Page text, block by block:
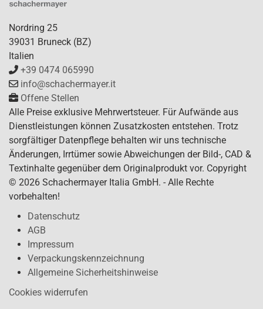
Nordring 25
39031 Bruneck (BZ)
Italien
+39 0474 065990
info@schachermayer.it
Offene Stellen
Alle Preise exklusive Mehrwertsteuer. Für Aufwände aus
Dienstleistungen können Zusatzkosten entstehen. Trotz
sorgfältiger Datenpflege behalten wir uns technische
Änderungen, Irrtümer sowie Abweichungen der Bild-, CAD &
Textinhalte gegenüber dem Originalprodukt vor. Copyright
© 2026 Schachermayer Italia GmbH. - Alle Rechte
vorbehalten!
Datenschutz
AGB
Impressum
Verpackungskennzeichnung
Allgemeine Sicherheitshinweise
Cookies widerrufen